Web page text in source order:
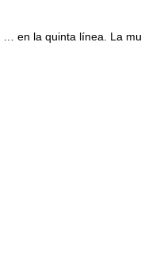
en la quinta línea. La